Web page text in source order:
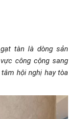
tàn là dòng sản
công cộng sang
hội nghị hay tòa